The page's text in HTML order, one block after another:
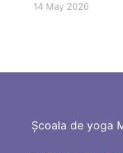
14 May 2026
Școala de yoga